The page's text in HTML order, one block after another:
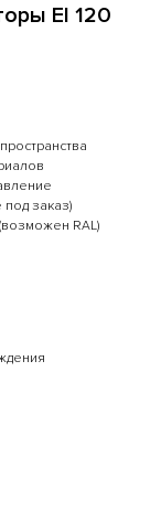
EI 120
заказ)
RAL)